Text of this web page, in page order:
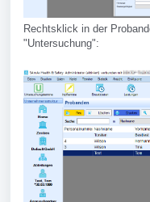
Rechtsklick in der
"Untersuchung":